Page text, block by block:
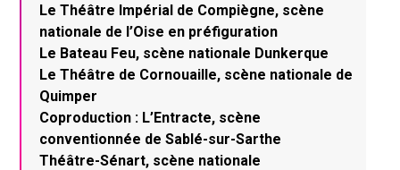
Le Théâtre Impérial de Compiègne, scène
nationale de l’Oise en préfiguration
Le Bateau Feu, scène nationale Dunkerque
Le Théâtre de Cornouaille, scène nationale de
Quimper
Coproduction : L’Entracte, scène
conventionnée de Sablé-sur-Sarthe
Théâtre-Sénart, scène nationale